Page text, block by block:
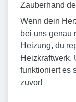
Zauberhand
Wenn dein
bei uns genau
Heizung, du
Heizkraftwerk.
funktioniert es
zuvor!